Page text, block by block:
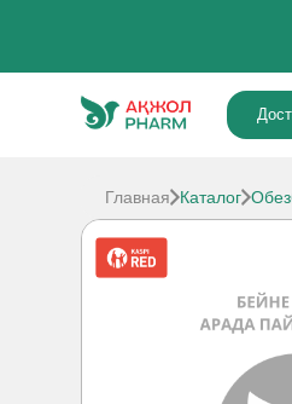
Главная Каталог